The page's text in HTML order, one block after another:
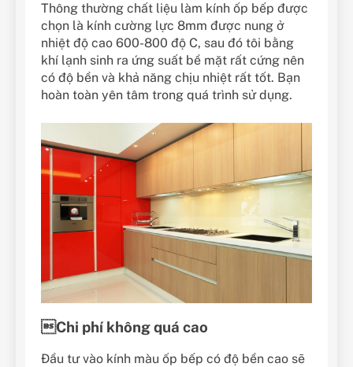
Thông thường chất liệu làm kính ốp bếp được
chọn là kính cường lực 8mm được nung ở
nhiệt độ cao 600-800 độ C, sau đó tôi bằng
khí lạnh sinh ra ứng suất bề mặt rất cứng nên
có độ bền và khả năng chịu nhiệt rất tốt. Bạn
hoàn toàn yên tâm trong quá trình sử dụng.
Chi phí không quá cao
Đầu tư vào kính màu ốp bếp có độ bền cao sẽ